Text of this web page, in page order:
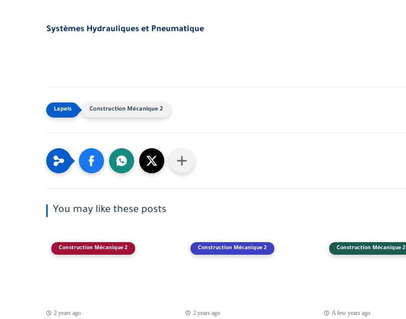
Systèmes Hydrauliques et Pneumatique
Construction Mécanique 2
You may like these posts
Construction Mécanique 2
2 years ago
Construction Mécanique 2
2 years ago
Construction Mécanique 2
A few years ago